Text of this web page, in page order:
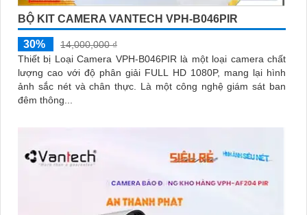
BỘ KIT CAMERA VANTECH VPH-B046PIR
30%
14,000,000 ₫
Thiết bị Loại Camera VPH-B046PIR là một loại camera chất
lượng cao với độ phân giải FULL HD 1080P, mang lại hình
ảnh sắc nét và chân thực. Là một công nghệ giám sát ban
đêm thông...